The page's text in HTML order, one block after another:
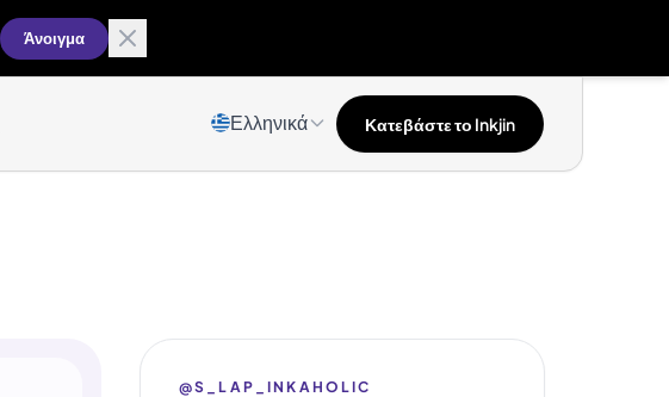
Άνοιγμα
Ελληνικά Κατεβάστε το Inkjin
@S_LAP_INKAHOLIC